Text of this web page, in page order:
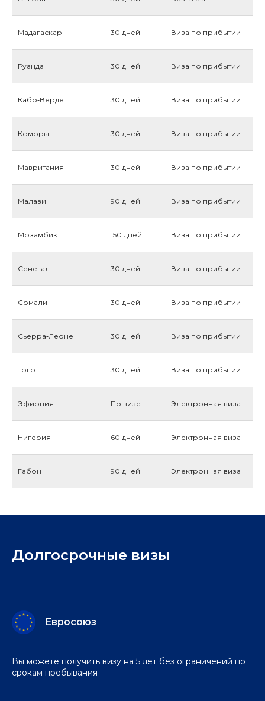
Мадагаскар 30 дней Виза по прибытии
Руанда 30 дней Виза по прибытии
Кабо‑Верде 30 дней Виза по прибытии
Коморы 30 дней Виза по прибытии
Мавритания 30 дней Виза по прибытии
Малави 90 дней Виза по прибытии
Мозамбик 150 дней Виза по прибытии
Сенегал 30 дней Виза по прибытии
Сомали 30 дней Виза по прибытии
Сьерра‑Леоне 30 дней Виза по прибытии
Того 30 дней Виза по прибытии
Эфиопия По визе Электронная виза
Нигерия 60 дней Электронная виза
Габон 90 дней Электронная виза
Долгосрочные визы
Евросоюз
Вы можете получить визу на 5 лет без ограничений по
срокам пребывания